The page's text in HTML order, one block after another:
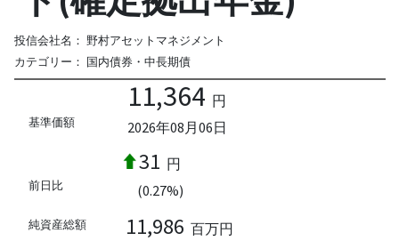
投信会社名： 野村アセットマネジメント
カテゴリー： 国内債券・中長期債
基準価額
11,364 円
2026年08月06日
前日比
31 円
(0.27%)
純資産総額 11,986 百万円